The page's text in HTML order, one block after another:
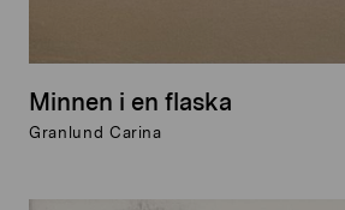
Minnen i en flaska
Granlund Carina